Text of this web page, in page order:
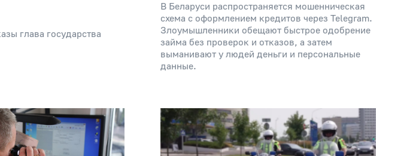
глава государства
В Беларуси распространяется мошенническая
схема с оформлением кредитов через Telegram.
Злоумышленники обещают быстрое одобрение
займа без проверок и отказов, а затем
выманивают у людей деньги и персональные
данные.